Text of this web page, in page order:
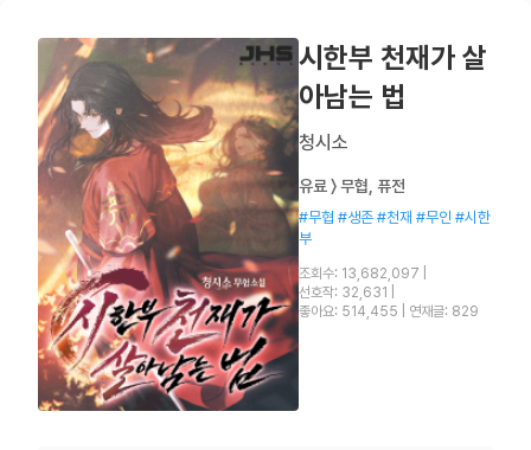
시한부 천재가 살
아남는 법
청시소
유료 〉 무협, 퓨전
#무협 #생존 #천재 #무인 #시한
부
조회수: 13,682,097
선호작: 32,631
좋아요: 514,455
연재글: 829